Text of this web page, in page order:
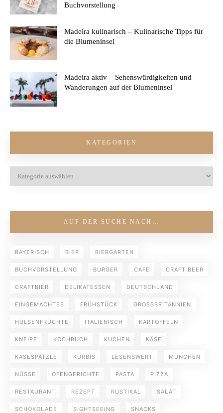
Buchvorstellung
Madeira kulinarisch – Kulinarische Tipps für
die Blumeninsel
Madeira aktiv – Sehenswürdigkeiten und
Wanderungen auf der Blumeninsel
KATEGORIEN
AUF DER SUCHE NACH…
BAYERISCH BIER BIERGARTEN
BUCHVORSTELLUNG BURGER CAFE CRAFT BEER
CRAFTBIER DELIKATESSEN DEUTSCHLAND
EINGEMACHTES FRÜHSTÜCK GROSSBRITANNIEN
HÜLSENFRÜCHTE ITALIENISCH KARTOFFELN
KNEIPE KOCHBUCH KUCHEN KÄSE
KÄSESPÄTZLE KÜRBIS LESENSWERT MÜNCHEN
NÜSSE OFENGERICHTE PASTA PIZZA
RESTAURANT REZEPT RUSTIKAL SALAT
SCHOKOLADE SIGHTSEEING SNACKS